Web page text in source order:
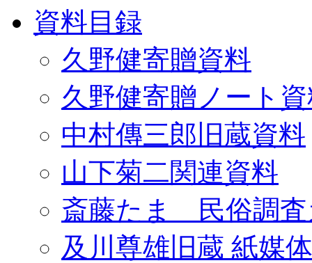
資料目録
久野健寄贈資料
久野健寄贈ノート
中村傳三郎旧蔵資料
山下菊二関連資料
斎藤たま 民俗調査
及川尊雄旧蔵 紙媒